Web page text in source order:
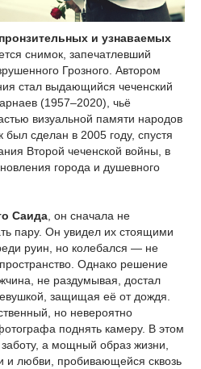
и узнаваемых
снимок, запечатлевший
Грозного. Автором
стал выдающийся чеченский
(1957–2020), чьё
визуальной памяти народов
сделан в 2005 году, спустя
Второй чеченской войны, в
города и душевного
Саида , он сначала не
пару. Он увидел их стоящими
руин, но колебался — не
Однако решение
не раздумывая, достал
защищая её от дождя.
но невероятно
поднять камеру. В этом
а мощный образ жизни,
и любви, пробивающейся сквозь